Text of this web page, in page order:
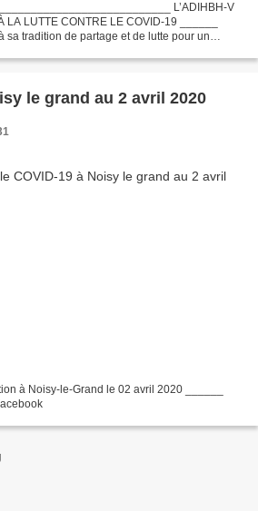
L’ADIHBH-V
LA LUTTE CONTRE LE COVID-19 ______
sa tradition de partage et de lutte pour un
le grand au 2 avril 2020
à Noisy-le-Grand le 02 avril 2020 ______